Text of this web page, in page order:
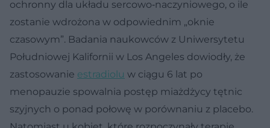
ochronny dla układu sercowo‑naczyniowego, o ile
zostanie wdrożona w odpowiednim „oknie
czasowym”. Badania naukowców z Uniwersytetu
Południowej Kalifornii w Los Angeles dowiodły, że
zastosowanie estradiolu w ciągu 6 lat po
menopauzie spowalnia postęp miażdżycy tętnic
szyjnych o ponad połowę w porównaniu z placebo.